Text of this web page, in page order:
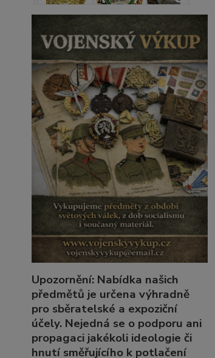
Upozornění: Nabídka našich
předmětů je určena výhradně
pro sběratelské a expoziční
účely. Nejedná se o podporu ani
propagaci jakékoli ideologie či
hnutí směřujícího k potlačení